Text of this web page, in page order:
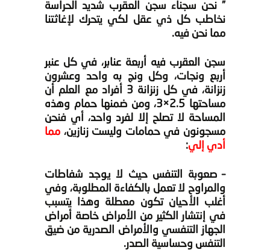
” نحن سجناء سجن العقرب شديد الحراسة
نخاطب كل ذي عقل لكي يتحرك لإغاثتنا
مما نحن فيه.
سجن العقرب فيه أربعة عنابر، في كل عنبر
أربع ونجات، وكل ونج به واحد وعشرون
زنزانة، في كل زنزانة 3 أفراد مع العلم أن
مساحتها 2.5×3، ومن ضمنها حمام وهذه
المساحة لا تصلح إلا لفرد واحد، أي فنحن
مسجونون في حمامات وليست زنازين، مما
أدي إلي:
– صعوبة التنفس حيث لا يوجد شفاطات
والمراوح لا تعمل بالكفاءة المطلوبة، وفي
أغلب الأحيان تكون معطلة وهذا يتسبب
في إنتشار الكثير من الأمراض خاصة أمراض
الجهاز التنفسي والأمراض الصدرية من ضيق
التنفس وحساسية الصدر.